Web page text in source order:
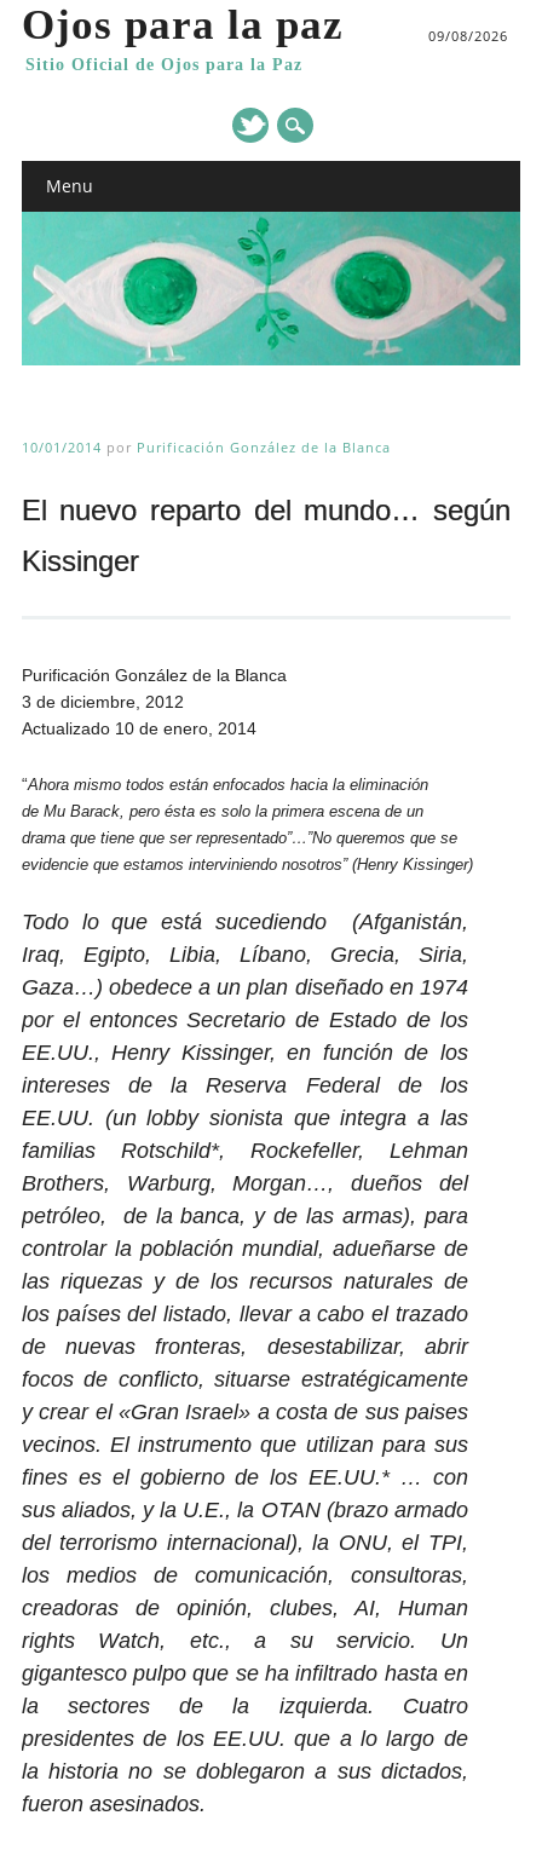
Ojos para la paz
Sitio Oficial de Ojos para la Paz
09/08/2026
Main menu
Menu
10/01/2014 por Purificación González de la Blanca
El nuevo reparto del mundo… según
Kissinger
Purificación González de la Blanca
3 de diciembre, 2012
Actualizado 10 de enero, 2014
“Ahora mismo todos están enfocados hacia la eliminación
de Mu Barack, pero ésta es solo la primera escena de un
drama que tiene que ser representado”…”No queremos que se
evidencie que estamos interviniendo nosotros” (Henry Kissinger)
Todo lo que está sucediendo (Afganistán,
Iraq, Egipto, Libia, Líbano, Grecia, Siria,
Gaza…) obedece a un plan diseñado en 1974
por el entonces Secretario de Estado de los
EE.UU., Henry Kissinger, en función de los
intereses de la Reserva Federal de los
EE.UU. (un lobby sionista que integra a las
familias Rotschild*, Rockefeller, Lehman
Brothers, Warburg, Morgan…, dueños del
petróleo, de la banca, y de las armas), para
controlar la población mundial, adueñarse de
las riquezas y de los recursos naturales de
los países del listado, llevar a cabo el trazado
de nuevas fronteras, desestabilizar, abrir
focos de conflicto, situarse estratégicamente
y crear el «Gran Israel» a costa de sus paises
vecinos. El instrumento que utilizan para sus
fines es el gobierno de los EE.UU.* … con
sus aliados, y la U.E., la OTAN (brazo armado
del terrorismo internacional),la ONU, el TPI,
los medios de comunicación, consultoras,
creadoras de opinión, clubes, AI, Human
rights Watch, etc., a su servicio. Un
gigantesco pulpo que se ha infiltrado hasta en
la sectores de la izquierda. Cuatro
presidentes de los EE.UU. que a lo largo de
la historia no se doblegaron a sus dictados,
fueron asesinados.